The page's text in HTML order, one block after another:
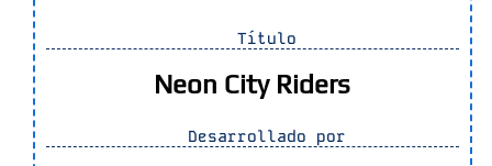
Título
Neon City Riders
Desarrollado por